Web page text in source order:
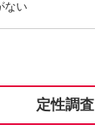
ない
定性調査